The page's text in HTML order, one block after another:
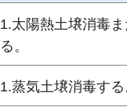
1.太陽熱土壌消毒
る。
1.蒸気土壌消毒する